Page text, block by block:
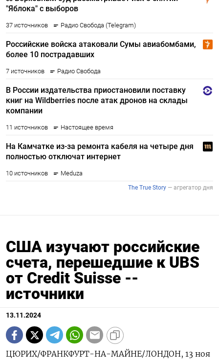
США изучают российские
счета, перешедшие к UBS
от Credit Suisse --
источники
13.11.2024
ЦЮРИХ/ФРАНКФУРТ-НА-МАЙНЕ/ЛОНДОН, 13 ноя